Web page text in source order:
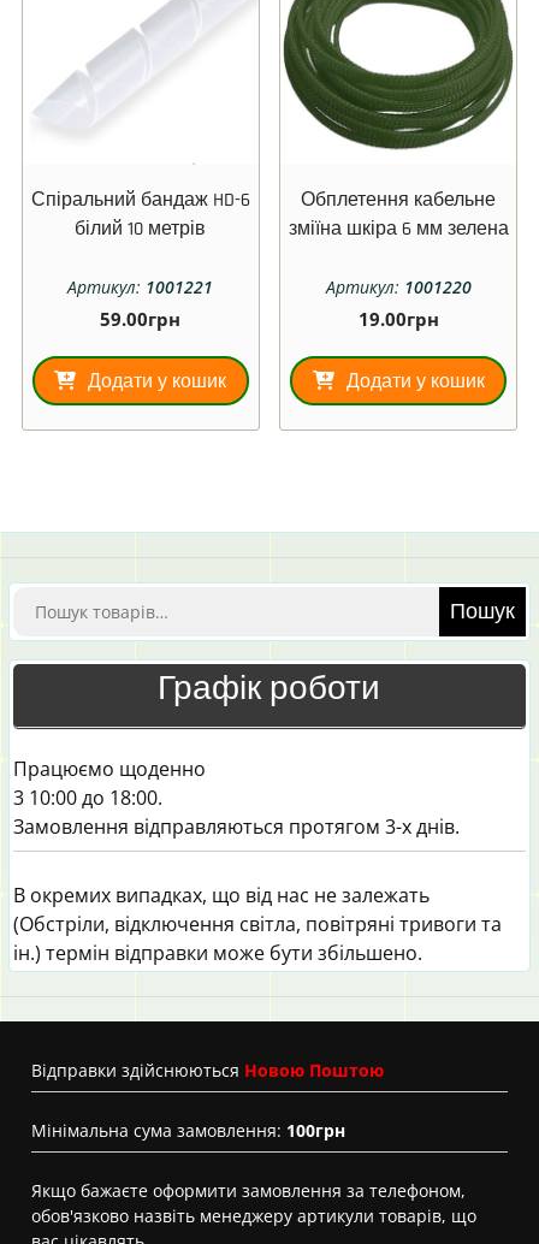
Спіральний бандаж HD-6
білий 10 метрів
Артикул: 1001221
59.00грн
Додати у кошик
Обплетення кабельне
зміїна шкіра 6 мм зелена
Артикул: 1001220
19.00грн
Додати у кошик
Шукати: Пошук
Графік роботи
Працюємо щоденно
3 10:00 до 18:00.
Замовлення відправляються протягом 3-х днів.
В окремих випадках, що від нас не залежать
(Обстріли, відключення світла, повітряні тривоги та
ін.) термін відправки може бути збільшено.
Вiдправки здійснюються Новою Поштою
Мінімальна сума замовлення: 100грн
Якщо бажаєте оформити замовлення за телефоном,
обов'язково назвіть менеджеру артикули товарів, що